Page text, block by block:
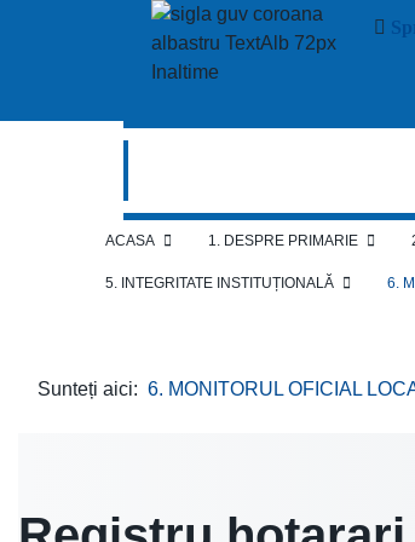
ACASA 1. DESPRE PRIMARIE
5. INTEGRITATE INSTITUȚIONALĂ 6.
Sunteți aici: 6. MONITORUL OFICIAL